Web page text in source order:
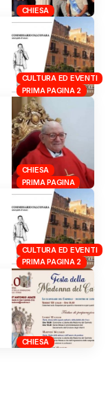
CHIESA
CULTURA ED EVENTI
PRIMA PAGINA 2
CHIESA
PRIMA PAGINA
CULTURA ED EVENTI
PRIMA PAGINA 2
CHIESA